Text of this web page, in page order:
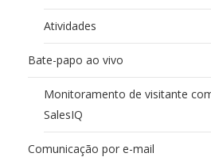
Atividades
Bate-papo ao vivo
Monitoramento de visitante
SalesIQ
Comunicação por e-mail